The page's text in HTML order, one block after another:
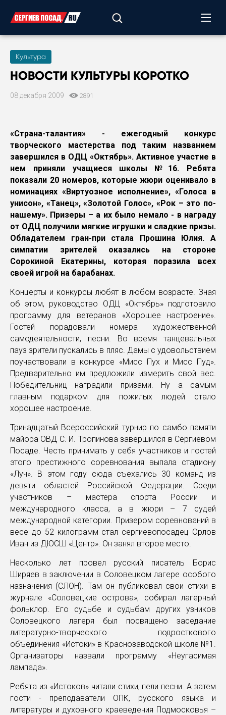
Культура
НОВОСТИ КУЛЬТУРЫ КОРОТКО
08 декабря 2009 2891
«Страна-талантия» - ежегодный конкурс
творческого мастерства под таким названием
завершился в ОДЦ «Октябрь». Активное участие в
нем приняли учащиеся школы №16. Ребята
показали 20 номеров, которые жюри оценивало в
номинациях «Виртуозное исполнение», «Голоса в
унисон», «Танец», «Золотой Голос», «Рок – это по-
нашему». Призеры – а их было немало - в награду
от ОДЦ получили мягкие игрушки и сладкие призы.
Обладателем гран-при стала Прошина Юлия. А
симпатии зрителей оказались на стороне
Сорокиной Екатерины, которая поразила всех
своей игрой на барабанах.
Концерты и конкурсы любят в любом возрасте. Зная
об этом, руководство ОДЦ «Октябрь» подготовило
программу для ветеранов «Хорошее настроение».
Гостей порадовали номера художественной
самодеятельности, песни. Во время танцевальных
пауз зрители пускались в пляс. Дамы с удовольствием
поучаствовали в конкурсе «Мисс Пух и Мисс Пуд».
Предварительно им предложили измерить свой вес.
Победительниц наградили призами. Ну а самым
главным подарком для пожилых людей стало
хорошее настроение.
Тринадцатый Всероссийский турнир по самбо памяти
майора ОВД С. И. Тропинова завершился в Сергиевом
Посаде. Честь принимать у себя участников и гостей
этого престижного соревнования выпала стадиону
«Луч». В этом году сюда съехались 30 команд из
девяти областей Российской Федерации. Среди
участников – мастера спорта России и
международного класса, а в жюри – 7 судей
международной категории. Призером соревнований в
весе до 52 килограмм стал сергиевопосадец Орлов
Иван из ДЮСШ «Центр». Он занял второе место.
Несколько лет провел русский писатель Борис
Ширяев в заключении в Соловецком лагере особого
назначения (СЛОН). Там он публиковал свои стихи в
журнале «Соловецкие острова», собирал лагерный
фольклор. Его судьбе и судьбам других узников
Соловецкого лагеря был посвящено заседание
литературно-творческого подросткового
объединения «Истоки» в Краснозаводской школе №1.
Организаторы назвали программу «Неугасимая
лампада».
Ребята из «Истоков» читали стихи, пели песни. А затем
гости - преподаватели ОПК, русского языка и
литературы и духовного краеведения Подмосковья –